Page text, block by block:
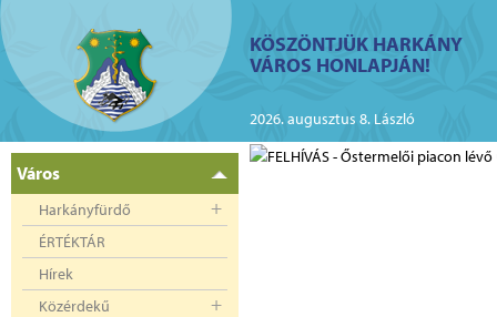
KÖSZÖNTJÜK HARKÁNY
VÁROS HONLAPJÁN!
2026. augusztus 8. László
Város
Harkányfürdő
ÉRTÉKTÁR
Hírek
Közérdekű
az elektromos